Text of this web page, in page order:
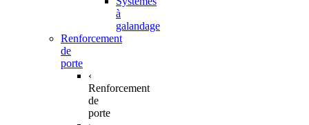
à
galandage
Renforcement
de
porte
‹
Renforcement
de
porte